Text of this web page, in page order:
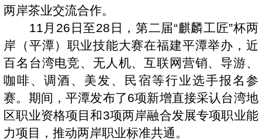
两岸茶业交流合作。
11月26日至28日，第二届“麒麟工匠”杯两
岸（平潭）职业技能大赛在福建平潭举办，近
百名台湾电竞、无人机、互联网营销、导游、
咖啡、调酒、美发、民宿等行业选手报名参
赛。期间，平潭发布了6项新增直接采认台湾地
区职业资格项目和3项两岸融合发展专项职业能
力项目，推动两岸职业标准共通。